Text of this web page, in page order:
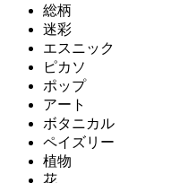
総柄
迷彩
エスニック
ピカソ
ポップ
アート
ボタニカル
ペイズリー
植物
花